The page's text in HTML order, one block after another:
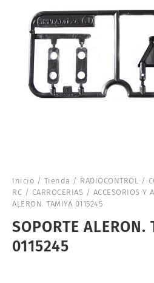
Inicio / Tienda / RADIOCONTROL /
RC / CARROCERIAS / ACCESORIOS Y
ALERON. TAMIYA 0115245
SOPORTE ALERON.
0115245